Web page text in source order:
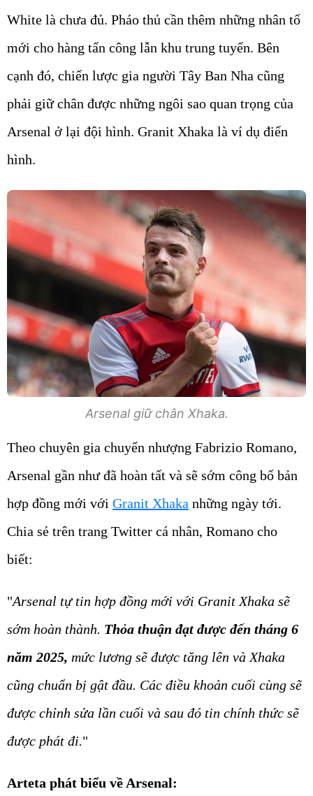
White là chưa đủ. Pháo thủ cần thêm những nhân tố
mới cho hàng tấn công lẫn khu trung tuyến. Bên
cạnh đó, chiến lược gia người Tây Ban Nha cũng
phải giữ chân được những ngôi sao quan trọng của
Arsenal ở lại đội hình. Granit Xhaka là ví dụ điển
hình.
Arsenal giữ chân Xhaka.
Theo chuyên gia chuyển nhượng Fabrizio Romano,
Arsenal gần như đã hoàn tất và sẽ sớm công bố bản
hợp đồng mới với Granit Xhaka những ngày tới.
Chia sẻ trên trang Twitter cá nhân, Romano cho
biết:
"Arsenal tự tin hợp đồng mới với Granit Xhaka sẽ
sớm hoàn thành. Thỏa thuận đạt được đến tháng 6
năm 2025, mức lương sẽ được tăng lên và Xhaka
cũng chuẩn bị gật đầu. Các điều khoản cuối cùng sẽ
được chỉnh sửa lần cuối và sau đó tin chính thức sẽ
được phát đi."
Arteta phát biểu về Arsenal: